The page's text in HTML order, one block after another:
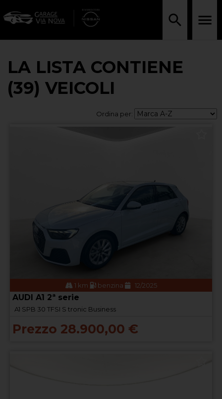
LA LISTA CONTIENE
(39) VEICOLI
Ordina per:
1 km benzina 12/2025
AUDI A1 2ª serie
A1 SPB 30 TFSI S tronic Business
Prezzo 28.900,00 €